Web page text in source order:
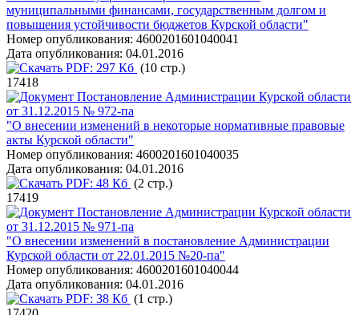
муниципальными финансами, государственным долгом и
повышения устойчивости бюджетов Курской области"
Номер опубликования: 4600201601040041
Дата опубликования: 04.01.2016
PDF: 297 Кб (10 стр.)
17418
Постановление Администрации Курской области
от 31.12.2015 № 972-па
"О внесении изменений в некоторые нормативные правовые
акты Курской области"
Номер опубликования: 4600201601040035
Дата опубликования: 04.01.2016
PDF: 48 Кб (2 стр.)
17419
Постановление Администрации Курской области
от 31.12.2015 № 971-па
"О внесении изменений в постановление Администрации
Курской области от 22.01.2015 №20-па"
Номер опубликования: 4600201601040044
Дата опубликования: 04.01.2016
PDF: 38 Кб (1 стр.)